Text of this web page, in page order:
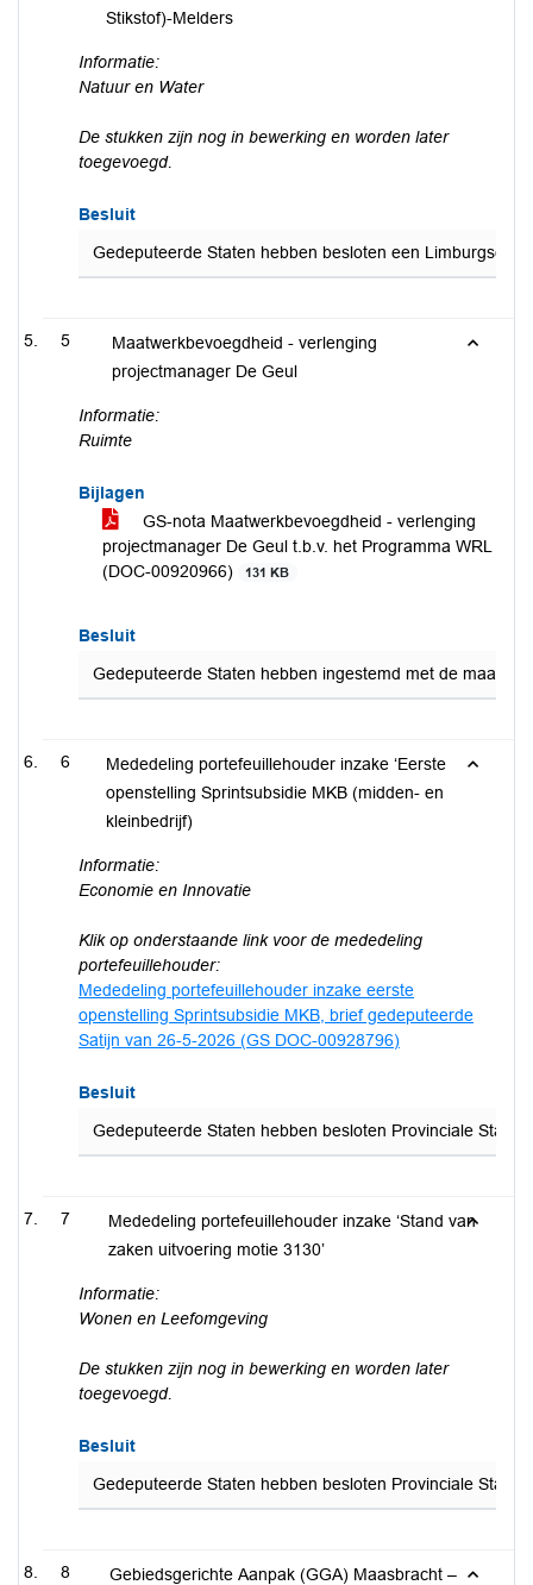
Stikstof)-Melders
Informatie:
Natuur en Water
De stukken zijn nog in bewerking en worden later
toegevoegd.
Besluit
Gedeputeerde Staten hebben besloten een Limburgse
5
Maatwerkbevoegdheid - verlenging
projectmanager De Geul
Informatie:
Ruimte
Bijlagen
GS-nota Maatwerkbevoegdheid - verlenging
projectmanager De Geul t.b.v. het Programma WRL
(DOC-00920966)
131 KB
Besluit
Gedeputeerde Staten hebben ingestemd met de
6
Mededeling portefeuillehouder inzake ‘Eerste
openstelling Sprintsubsidie MKB (midden- en
kleinbedrijf)
Informatie:
Economie en Innovatie
Klik op onderstaande link voor de mededeling
portefeuillehouder:
Mededeling portefeuillehouder inzake eerste
openstelling Sprintsubsidie MKB, brief gedeputeerde
Satijn van 26-5-2026 (GS DOC-00928796)
Besluit
Gedeputeerde Staten hebben besloten Provinciale
7
Mededeling portefeuillehouder inzake ‘Stand van
zaken uitvoering motie 3130’
Informatie:
Wonen en Leefomgeving
De stukken zijn nog in bewerking en worden later
toegevoegd.
Besluit
Gedeputeerde Staten hebben besloten Provinciale
8
Gebiedsgerichte Aanpak (GGA) Maasbracht –